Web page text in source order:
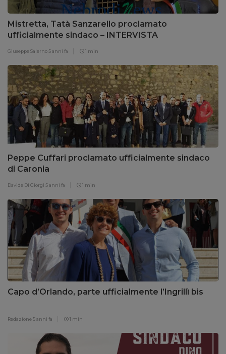
Mistretta, Tatà Sanzarello proclamato
ufficialmente sindaco – INTERVISTA
Giuseppe Salerno 5 anni fa 1 min
Peppe Cuffari proclamato ufficialmente sindaco
di Caronia
Davide Di Giorgi 5 anni fa 1 min
Capo d’Orlando, parte ufficialmente l’Ingrillì bis
Redazione 5 anni fa 1 min